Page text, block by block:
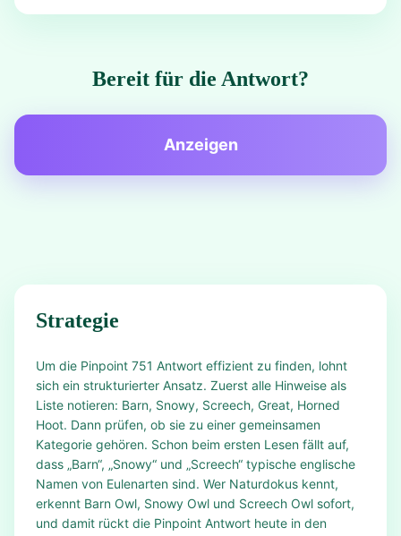
Bereit für die Antwort?
Anzeigen
Strategie
Um die Pinpoint 751 Antwort effizient zu finden, lohnt
sich ein strukturierter Ansatz. Zuerst alle Hinweise als
Liste notieren: Barn, Snowy, Screech, Great, Horned
Hoot. Dann prüfen, ob sie zu einer gemeinsamen
Kategorie gehören. Schon beim ersten Lesen fällt auf,
dass „Barn“, „Snowy“ und „Screech“ typische englische
Namen von Eulenarten sind. Wer Naturdokus kennt,
erkennt Barn Owl, Snowy Owl und Screech Owl sofort,
und damit rückt die Pinpoint Antwort heute in den